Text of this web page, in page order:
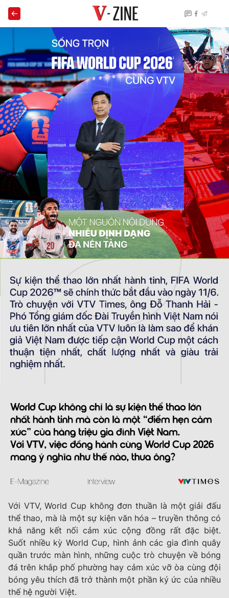
Với VTV, World Cup không đơn thuần là một giải đấu
thể thao, mà là một sự kiện văn hóa – truyền thông có
khả năng kết nối cảm xúc cộng đồng rất đặc biệt.
Suốt nhiều kỳ World Cup, hình ảnh các gia đình quây
quần trước màn hình, những cuộc trò chuyện về bóng
đá trên khắp phố phường hay cảm xúc vỡ òa cùng đội
bóng yêu thích đã trở thành một phần ký ức của nhiều
thế hệ người Việt.